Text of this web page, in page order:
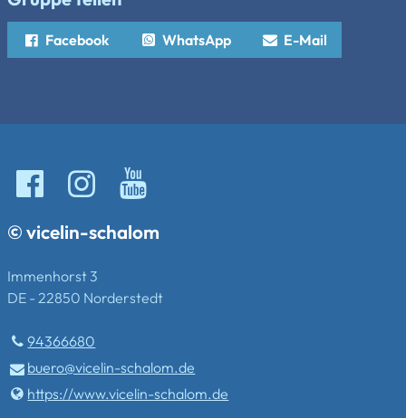
Facebook WhatsApp E-Mail
© vicelin-schalom
Immenhorst 3
DE - 22850 Norderstedt
94366680
buero@​vicelin-schalom.​de
https://www.​vicelin-schalom.​de